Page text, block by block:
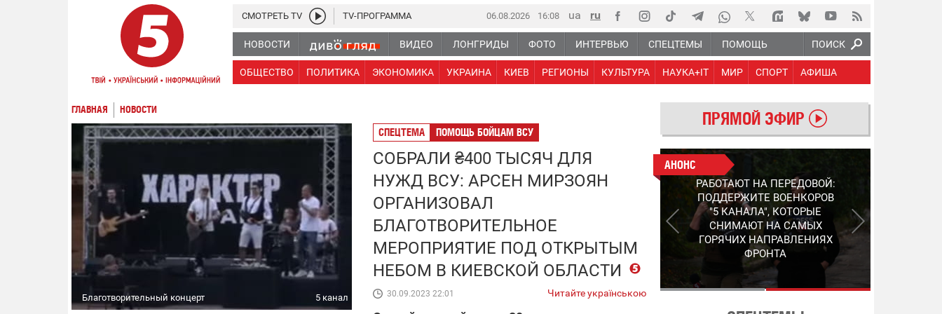
ПОИСК
06.08.2026 16 09
НОВОСТИ ВИДЕО ЛОНГРИДЫ ФОТО ИНТЕРВЬЮ СПЕЦТЕМЫ ПОМОЩЬ
ОБЩЕСТВО ПОЛИТИКА ЭКОНОМИКА УКРАИНА КИЕВ РЕГИОНЫ КУЛЬТУРА НАУКА+IT МИР СПОРТ АФИША
СМОТРЕТЬ TV TV-ПРОГРАММА
ГЛАВНАЯ НОВОСТИ
Благотворительный концерт 5 канал
СПЕЦТЕМА ПОМОЩЬ БОЙЦАМ ВСУ
СОБРАЛИ ₴400 ТЫСЯЧ ДЛЯ
НУЖД ВСУ: АРСЕН МИРЗОЯН
ОРГАНИЗОВАЛ
БЛАГОТВОРИТЕЛЬНОЕ
МЕРОПРИЯТИЕ ПОД ОТКРЫТЫМ
НЕБОМ В КИЕВСКОЙ ОБЛАСТИ
30.09.2023 22:01 Читайте українською
ПРЯМОЙ ЭФИР
АНОНС
СЛЕДУЮЩЕЕ ПОКОЛЕНИЕ
PEP: КАК УКРАИНСКИЙ
STEP-3 МЕНЯЕТ ПРАВИЛА
ИГРЫ В ОБНАРУЖЕНИИ FPV-
ДРОНОВ
АНОНС
РАБОТАЮТ НА ПЕРЕДОВОЙ:
ПОДДЕРЖИТЕ ВОЕНКОРОВ
"5 КАНАЛА", КОТОРЫЕ
СНИМАЮТ НА САМЫХ
ГОРЯЧИХ НАПРАВЛЕНИЯХ
ФРОНТА